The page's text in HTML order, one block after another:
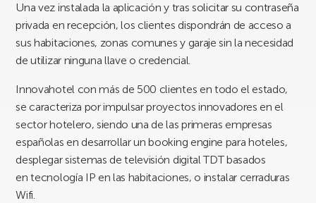
Una vez instalada la aplicación y tras solicitar su contraseña
privada en recepción, los clientes dispondrán de acceso a
sus habitaciones, zonas comunes y garaje sin la necesidad
de utilizar ninguna llave o credencial.
Innovahotel con más de 500 clientes en todo el estado,
se caracteriza por impulsar proyectos innovadores en el
sector hotelero, siendo una de las primeras empresas
españolas en desarrollar un booking engine para hoteles,
desplegar sistemas de televisión digital TDT basados
en tecnología IP en las habitaciones, o instalar cerraduras
Wifi.